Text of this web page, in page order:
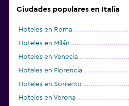
Ciudades populares en Italia
Hoteles en Roma
Hoteles en Milán
Hoteles en Venecia
Hoteles en Florencia
Hoteles en Sorrento
Hoteles en Verona